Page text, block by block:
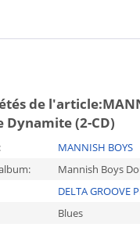
de l'article:
Dynamite (2-CD)
MANNISH BOYS
Mannish Boys
DELTA GROOVE
Blues